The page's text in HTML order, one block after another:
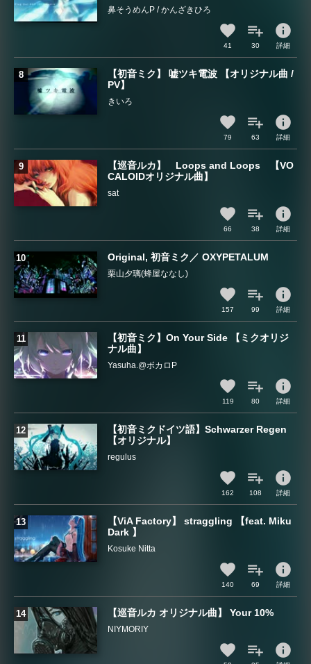
鼻そうめんP / かんざきひろ
41 30
info
詳細
【初音ミク】 嘘ツキ電波 【オリジナル曲 /
PV】
きいろ
79 63
info
詳細
【巡音ルカ】 Loops and Loops 【VO
CALOIDオリジナル曲】
sat
66 38
info
詳細
Original, 初音ミク／ OXYPETALUM
栗山夕璃(蜂屋ななし)
157 99
info
詳細
【初音ミク】On Your Side 【ミクオリジ
ナル曲】
Yasuha.@ボカロP
119 80
info
詳細
【初音ミクドイツ語】Schwarzer Regen
【オリジナル】
regulus
162 108
info
詳細
【ViA Factory】 straggling 【feat. Miku
Dark 】
Kosuke Nitta
140 69
info
詳細
【巡音ルカ オリジナル曲】 Your 10%
NIYMORIY
info